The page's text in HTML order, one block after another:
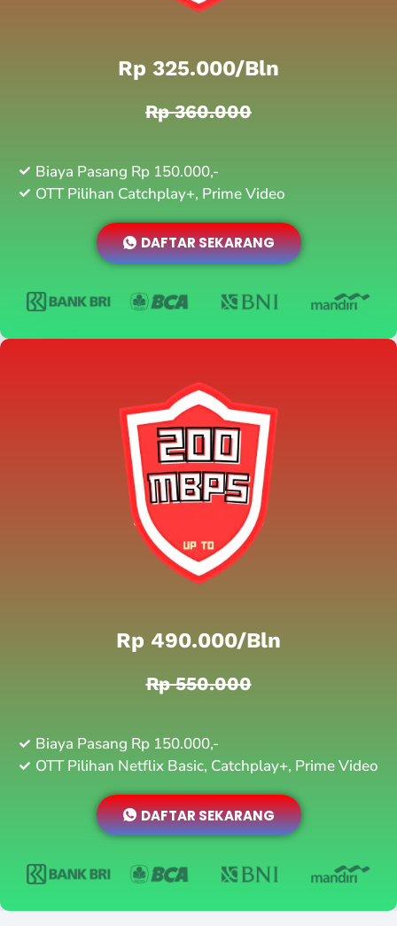
Rp 325.000/bln
Rp 360.000
Biaya Pasang Rp 150.000,-
OTT Pilihan Catchplay+, Prime Video
DAFTAR SEKARANG
Rp 490.000/bln
Rp 550.000
Biaya Pasang Rp 150.000,-
OTT Pilihan Netflix Basic, Catchplay+, Prime Video
DAFTAR SEKARANG